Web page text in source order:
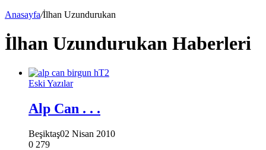
Anasayfa/İlhan Uzundurukan
İlhan Uzundurukan Haberleri
Eski Yazılar
Alp Can . . .
Beşiktaş02 Nisan 2010
0 279